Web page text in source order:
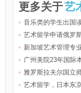
更多关于艺
音乐类的学生出国
艺术留学申请俄罗
新加坡艺术管理专
广州美院23年国际
雅罗斯拉夫尔国立
艺术留学，日本东